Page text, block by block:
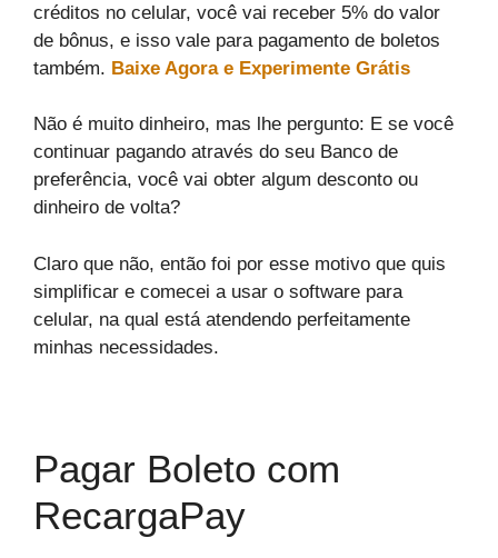
créditos no celular, você vai receber 5% do valor
de bônus, e isso vale para pagamento de boletos
também. Baixe Agora e Experimente Grátis
Não é muito dinheiro, mas lhe pergunto: E se você
continuar pagando através do seu Banco de
preferência, você vai obter algum desconto ou
dinheiro de volta?
Claro que não, então foi por esse motivo que quis
simplificar e comecei a usar o software para
celular, na qual está atendendo perfeitamente
minhas necessidades.
Pagar Boleto com
RecargaPay